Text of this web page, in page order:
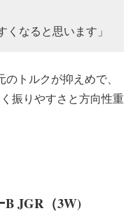
なると思います」
のトルクが抑えめで、
振りやすさと方向性重
B JGR（3W)